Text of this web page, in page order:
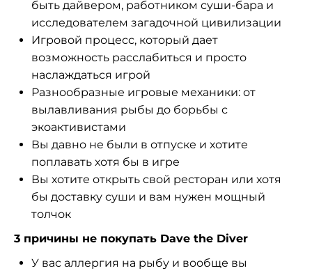
быть дайвером, работником суши-бара и
исследователем загадочной цивилизации
Игровой процесс, который дает
возможность расслабиться и просто
наслаждаться игрой
Разнообразные игровые механики: от
вылавливания рыбы до борьбы с
экоактивистами
Вы давно не были в отпуске и хотите
поплавать хотя бы в игре
Вы хотите открыть свой ресторан или хотя
бы доставку суши и вам нужен мощный
толчок
3 причины не покупать Dave the Diver
У вас аллергия на рыбу и вообще вы